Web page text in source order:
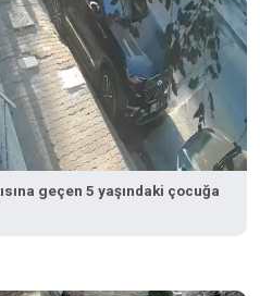
geçen 5 yaşındaki çocuğa